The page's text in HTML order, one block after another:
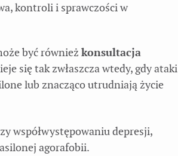
kontroli i sprawczości w
być również konsultacja
się tak zwłaszcza wtedy, gdy ataki
lub znacząco utrudniają życie
współwystępowaniu depresji,
agorafobii.